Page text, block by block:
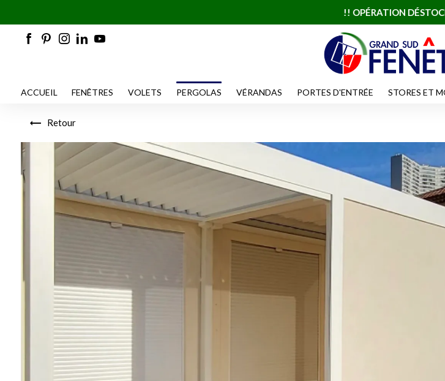
!! OPÉRATION DÉSTOCKAGE – JUILLET !!
ACCUEIL FENÊTRES VOLETS PERGOLAS VÉRANDAS PORTES D'ENTRÉE STORES ET
Retour